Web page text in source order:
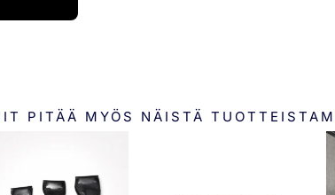
PITÄÄ MYÖS NÄISTÄ